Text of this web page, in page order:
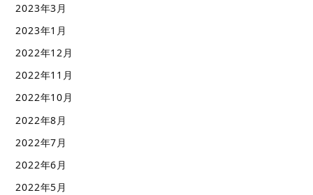
2023年3月
2023年1月
2022年12月
2022年11月
2022年10月
2022年8月
2022年7月
2022年6月
2022年5月